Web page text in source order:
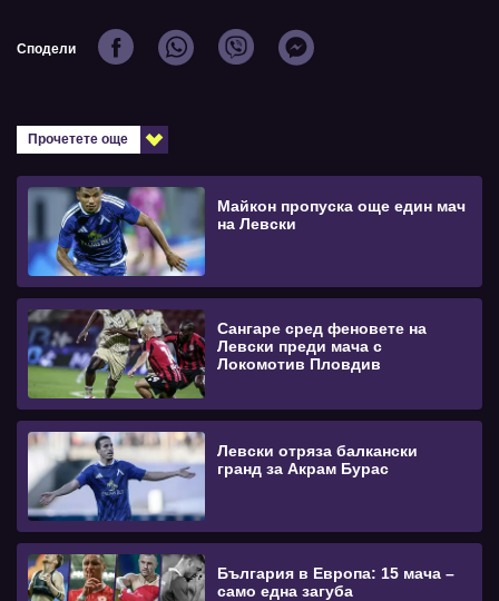
Сподели
Прочетете още
Майкон пропуска още един мач
на Левски
Сангаре сред феновете на
Левски преди мача с
Локомотив Пловдив
Левски отряза балкански
гранд за Акрам Бурас
България в Европа: 15 мача –
само една загуба